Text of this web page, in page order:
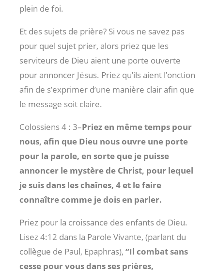
plein de foi.
Et des sujets de prière? Si vous ne savez pas
pour quel sujet prier, alors priez que les
serviteurs de Dieu aient une porte ouverte
pour annoncer Jésus. Priez qu’ils aient l’onction
afin de s’exprimer d’une manière clair afin que
le message soit claire.
Colossiens 4 : 3–Priez en même temps pour
nous, afin que Dieu nous ouvre une porte
pour la parole, en sorte que je puisse
annoncer le mystère de Christ, pour lequel
je suis dans les chaînes, 4 et le faire
connaître comme je dois en parler.
Priez pour la croissance des enfants de Dieu.
Lisez 4:12 dans la Parole Vivante, (parlant du
collègue de Paul, Epaphras), “Il combat sans
cesse pour vous dans ses prières,